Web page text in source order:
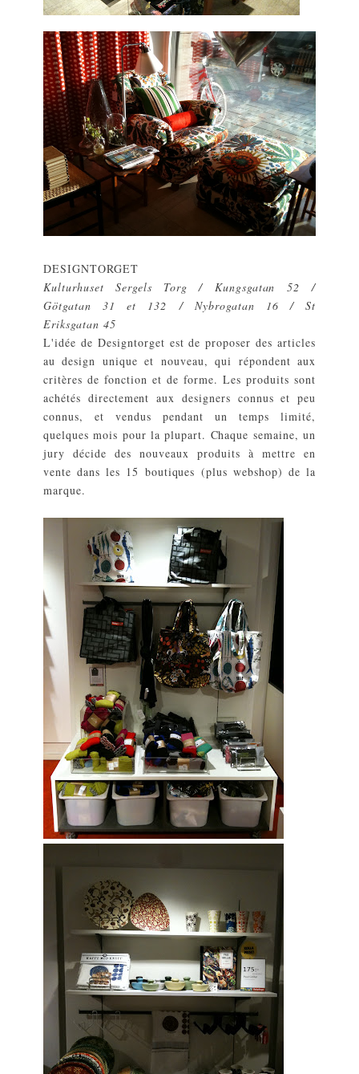
DESIGNTORGET
Kulturhuset Sergels Torg / Kungsgatan 52 /
Götgatan 31 et 132 / Nybrogatan 16 / St
Eriksgatan 45
L'idée de Designtorget est de proposer des articles
au design unique et nouveau, qui répondent aux
critères de fonction et de forme. Les produits sont
achétés directement aux designers connus et peu
connus, et vendus pendant un temps limité,
quelques mois pour la plupart. Chaque semaine, un
jury décide des nouveaux produits à mettre en
vente dans les 15 boutiques (plus webshop) de la
marque.